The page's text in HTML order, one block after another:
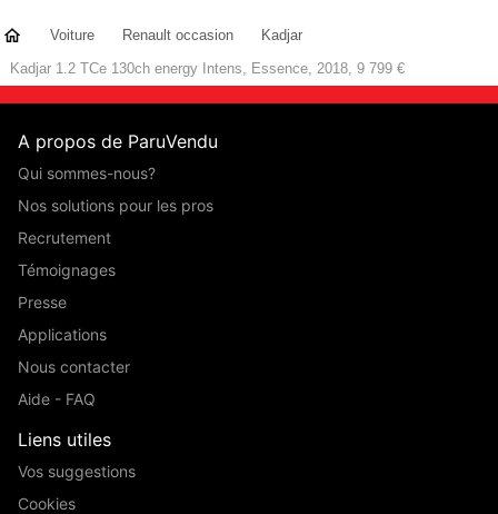
Voiture Renault occasion
Kadjar
Kadjar 1.2 TCe 130ch energy Intens, Essence, 2018, 9 799 €
A propos de ParuVendu
Qui sommes-nous?
Nos solutions pour les pros
Recrutement
Témoignages
Presse
Applications
Nous contacter
Aide - FAQ
Liens utiles
Vos suggestions
Cookies